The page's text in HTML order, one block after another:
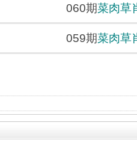
060期菜肉草
059期菜肉草